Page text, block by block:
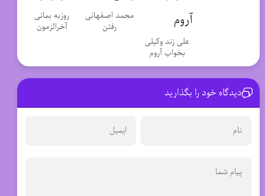
علی زند وکیلی
بخواب آروم
محمد اصفهانی
رفتن
روزبه بمانی
آخرالزمون
دیدگاه خود را بگذارید